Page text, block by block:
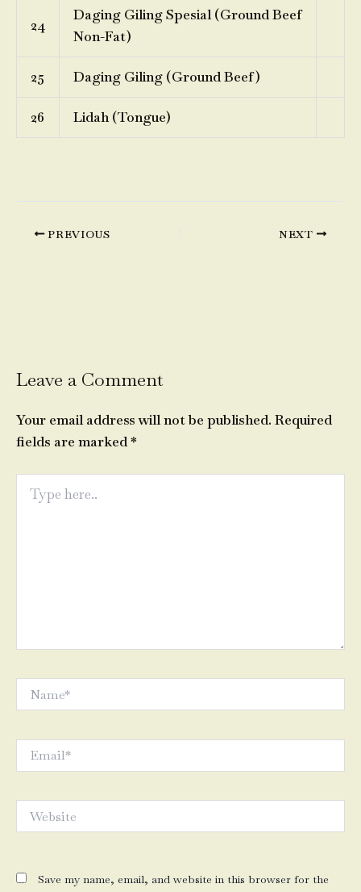
24
Daging Giling Spesial (Ground Beef
Non-Fat)
25 Daging Giling (Ground Beef)
26 Lidah (Tongue)
PREVIOUS NEXT
Leave a Comment
Your email address will not be published. Required
fields are marked*
here..
Save my name, email, and website in this browser for the